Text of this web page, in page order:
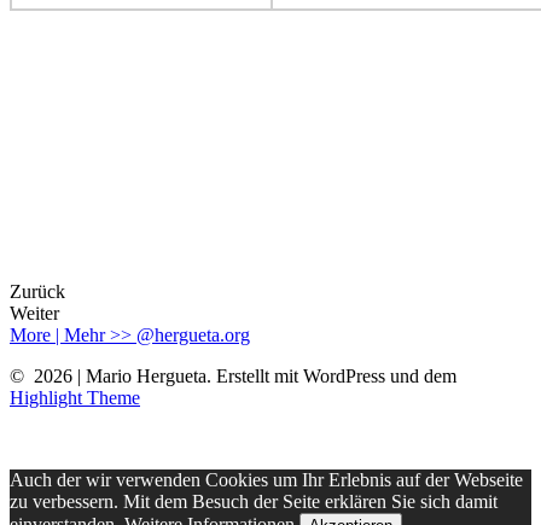
Zurück
Weiter
More | Mehr >> @hergueta.org
© 2026 | Mario Hergueta. Erstellt mit WordPress und dem
Highlight Theme
Auch der wir verwenden Cookies um Ihr Erlebnis auf der Webseite
zu verbessern. Mit dem Besuch der Seite erklären Sie sich damit